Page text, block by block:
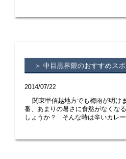
＞ 中目黒界隈のおすすめス
2014/07/22
関東甲信越地方でも梅雨が明け
番、あまりの暑さに食慾がなくな
しょうか？ そんな時は辛いカレ